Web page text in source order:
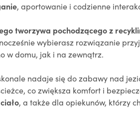
, aportowanie i codzienne
tworzywa pochodzącego z
wybierasz rozwiązanie
w domu, jak i na zewnątrz.
nadaje się do zabawy nad
co zwiększa komfort i
, a także dla opiekunów, którzy